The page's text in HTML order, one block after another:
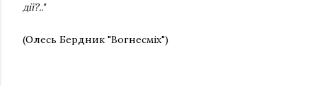
дії?.."
(Олесь Бердник "Вогнесміх")